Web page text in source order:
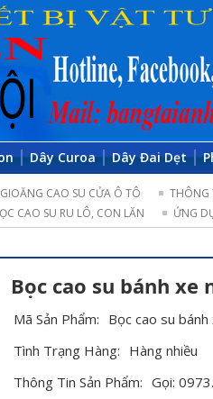
Dây Curoa Dây Đai Dẹt
GIOĂNG CAO SU CỬA Ô TÔ
THÔNG
CAO SU RU LÔ, CON LĂN ỨNG
Bọc cao su bánh xe
Mã Sản Phẩm: Bọc cao su
Tình Trạng Hàng: Hàng nhiều
Thông Tin Sản Phẩm: Gọi: